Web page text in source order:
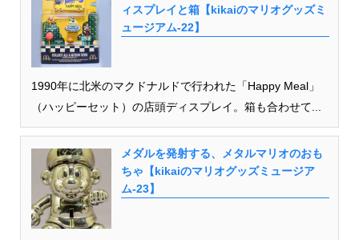
ィスプレイと箱【kikaiのマリオグッズミ
ュージアム-22】
1990年に北米のマクドナルドで行われた「Happy Meal」
（ハッピーセット）の店頭ディスプレイ。箱も合わせて...
メダルを発射する、メタルマリオのおも
ちゃ【kikaiのマリオグッズミュージア
ム-23】